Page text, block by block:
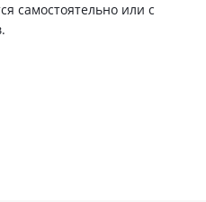
самостоятельно или с